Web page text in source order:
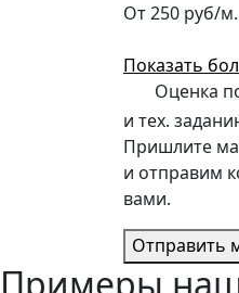
От 250 руб/м.
Показать
Оценка
и тех.
Пришлите
и отправим
вами.
Отправить
Примеры